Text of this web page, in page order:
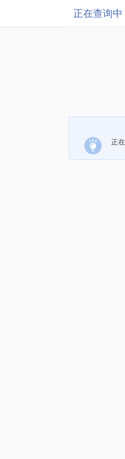
正在查询中
正